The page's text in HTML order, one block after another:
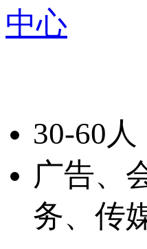
中心
30-60人
广告、
务、传